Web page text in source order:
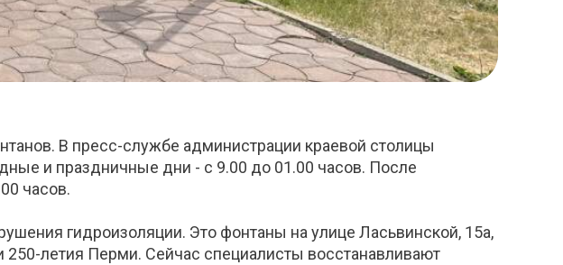
В пресс-службе администрации краевой столицы
и праздничные дни - с 9.00 до 01.00 часов. После
часов.
гидроизоляции. Это фонтаны на улице Ласьвинской, 15а,
250-летия Перми. Сейчас специалисты восстанавливают